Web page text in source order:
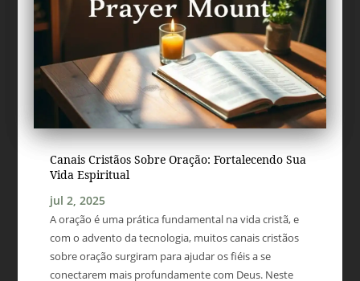
Canais Cristãos Sobre Oração: Fortalecendo Sua
Vida Espiritual
jul 2, 2025
A oração é uma prática fundamental na vida cristã, e
com o advento da tecnologia, muitos canais cristãos
sobre oração surgiram para ajudar os fiéis a se
conectarem mais profundamente com Deus. Neste